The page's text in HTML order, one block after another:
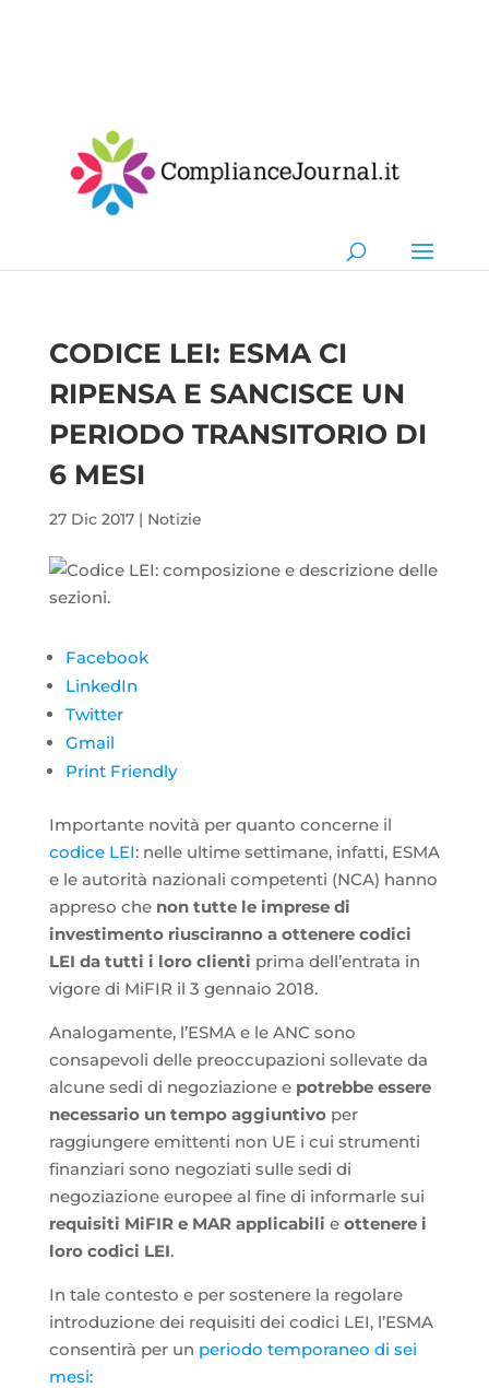
CODICE LEI: ESMA CI
RIPENSA E SANCISCE UN
PERIODO TRANSITORIO DI
6 MESI
27 Dic 2017| Notizie
Facebook
LinkedIn
Twitter
Gmail
Print Friendly
Importante novità per quanto concerne il
codice LEI: nelle ultime settimane, infatti, ESMA
e le autorità nazionali competenti (NCA) hanno
appreso che non tutte le imprese di
investimento riusciranno a ottenere codici
LEI da tutti i loro clienti prima dell’entrata in
vigore di MiFIR il 3 gennaio 2018.
Analogamente, l’ESMA e le ANC sono
consapevoli delle preoccupazioni sollevate da
alcune sedi di negoziazione e potrebbe essere
necessario un tempo aggiuntivoper
raggiungere emittenti non UE i cui strumenti
finanziari sono negoziati sulle sedi di
negoziazione europee al fine di informarle sui
requisiti MiFIR e MAR applicabili e ottenere i
loro codici LEI.
In tale contesto e per sostenere la regolare
introduzione dei requisiti dei codici LEI, l’ESMA
consentirà per un periodo temporaneo di sei
mesi: